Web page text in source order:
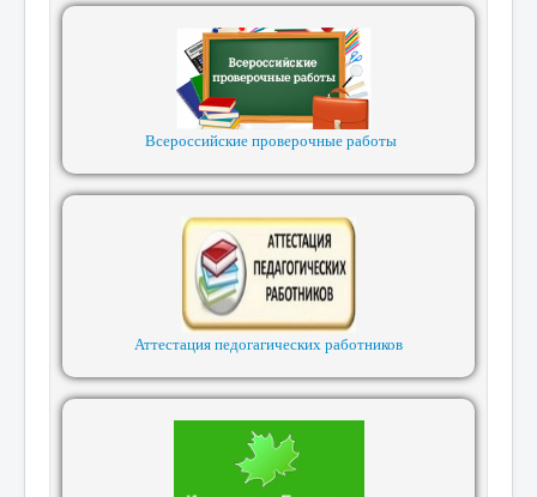
Всероссийские проверочные работы
Аттестация педогагических работников